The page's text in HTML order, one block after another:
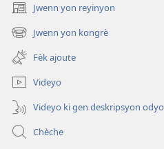
Jwenn yon reyinyon
(opens
new
window)
Jwenn yon kongrè
(opens
new
window)
Fèk ajoute
Videyo
Videyo ki gen deskripsyon odyo
Chèche